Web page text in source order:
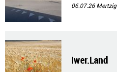
06.07.26Mertzig
Iwer.Land